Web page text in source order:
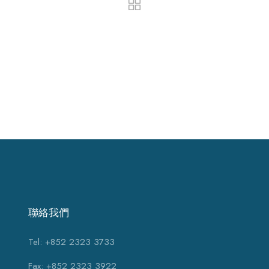
聯絡我們
Tel: +852 2323 3733
Fax: +852 2323 3922